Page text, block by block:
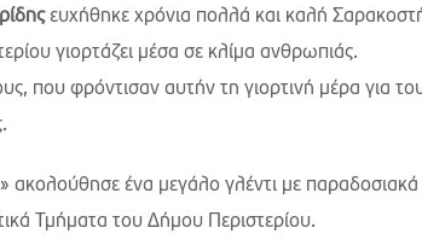
ευχήθηκε χρόνια πολλά και καλή
γιορτάζει μέσα σε κλίμα ανθρωπιάς.
που φρόντισαν αυτήν τη γιορτινή μέρα για
ακολούθησε ένα μεγάλο γλέντι με
Τμήματα του Δήμου Περιστερίου.